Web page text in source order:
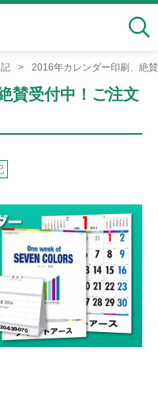
2016年カレンダー印刷、絶
賛受付中！ご注文